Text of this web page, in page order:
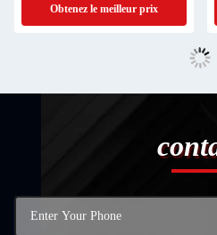
Obtenez le meilleur prix